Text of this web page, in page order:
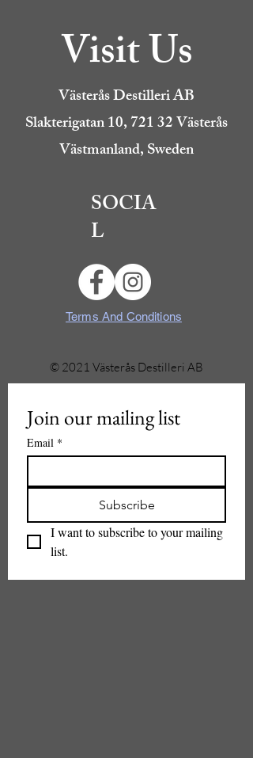
Visit Us
Västerås Destilleri AB
Slakterigatan 10, 721 32 Västerås
Västmanland, Sweden
SOCIA
L
Terms And Conditions
© 2021 Västerås Destilleri AB
Join our mailing list
Email *
Subscribe
I want to subscribe to your mailing
list.